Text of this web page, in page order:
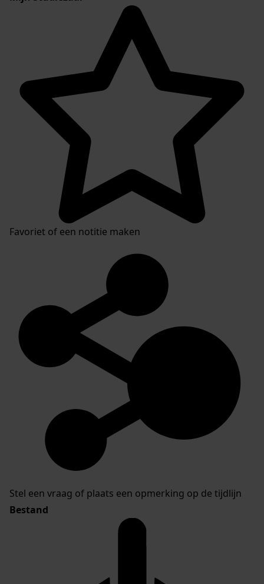
Favoriet of een notitie maken
Stel een vraag of plaats een opmerking op de tijdlijn
Bestand